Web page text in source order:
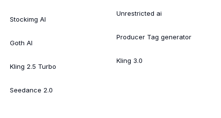
Stockimg AI
Goth AI
Kling 2.5 Turbo
Seedance 2.0
Unrestricted ai
Producer Tag generator
Kling 3.0